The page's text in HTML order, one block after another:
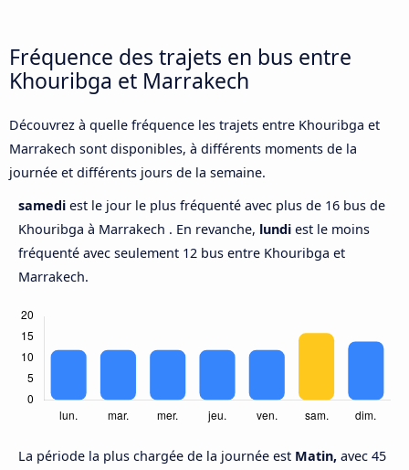
Fréquence des trajets en bus entre
Khouribga et Marrakech
Découvrez à quelle fréquence les trajets entre Khouribga et
Marrakech sont disponibles, à différents moments de la
journée et différents jours de la semaine.
samedi est le jour le plus fréquenté avec plus de 16 bus de
Khouribga à Marrakech . En revanche, lundi est le moins
fréquenté avec seulement 12 bus entre Khouribga et
Marrakech.
La période la plus chargée de la journée est Matin, avec 45